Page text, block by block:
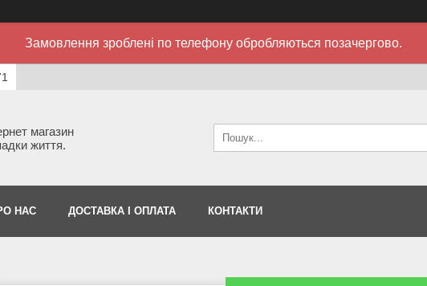
Замовлення зроблені по телефону обробляються позачергово.
магазин
життя.
НАС ДОСТАВКА І ОПЛАТА КОНТАКТИ